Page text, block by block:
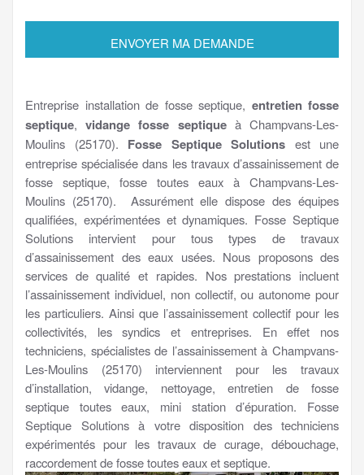
Entreprise installation de fosse septique, entretien fosse
septique,vidange fosse septiqueà Champvans-Les-
Moulins (25170). Fosse Septique Solutions est une
entreprise spécialisée dans les travaux d’assainissement de
fosse septique, fosse toutes eaux à Champvans-Les-
Moulins (25170). Assurément elle dispose des équipes
qualifiées, expérimentées et dynamiques. Fosse Septique
Solutions intervient pour tous types de travaux
d’assainissement des eaux usées. Nous proposons des
services de qualité et rapides. Nos prestations incluent
l’assainissement individuel, non collectif, ou autonome pour
les particuliers. Ainsi que l’assainissement collectif pour les
collectivités, les syndics et entreprises. En effet nos
techniciens, spécialistes de l’assainissement à Champvans-
Les-Moulins (25170) interviennent pour les travaux
d’installation, vidange, nettoyage, entretien de fosse
septique toutes eaux, mini station d’épuration. Fosse
Septique Solutions à votre disposition des techniciens
expérimentés pour les travaux de curage, débouchage,
raccordement de fosse toutes eaux et septique.